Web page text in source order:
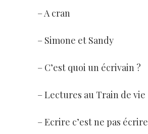
– A cran
– Simone et Sandy
– C’est quoi un écrivain ?
– Lectures au Train de vie
– Ecrire c’est ne pas écrire